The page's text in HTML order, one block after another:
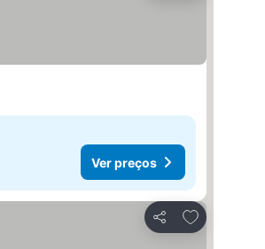
Ver preços
Partilhar
Adicionar